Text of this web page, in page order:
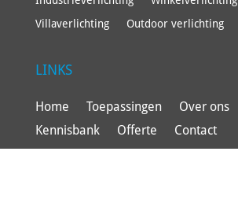
Villaverlichting
Outdoor verlichting
LINKS
Home Toepassingen
Over ons
Kennisbank
Offerte Contact